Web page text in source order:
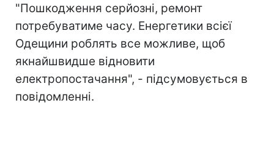
"Пошкодження серйозні, ремонт
потребуватиме часу. Енергетики всієї
Одещини роблять все можливе, щоб
якнайшвидше відновити
електропостачання", - підсумовується в
повідомленні.